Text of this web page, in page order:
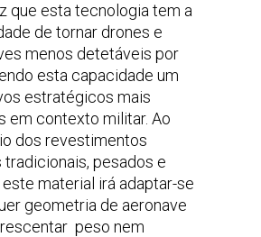
que esta tecnologia tem a
de tornar drones e
menos detetáveis por
esta capacidade um
estratégicos mais
em contexto militar. Ao
dos revestimentos
pesados e
material irá adaptar-se
geometria de aeronave
peso nem